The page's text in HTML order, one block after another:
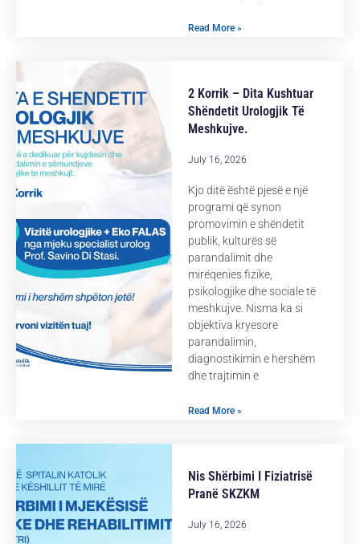
Read More »
2 Korrik – Dita Kushtuar
Shëndetit Urologjik Të
Meshkujve.
July 16, 2026
Kjo ditë është pjesë e një
programi që synon
promovimin e shëndetit
publik, kulturës së
parandalimit dhe
mirëqenies fizike,
psikologjike dhe sociale të
meshkujve. Nisma ka si
objektiva kryesore
parandalimin,
diagnostikimin e hershëm
dhe trajtimin e
Read More »
Nis Shërbimi I Fiziatrisë
Pranë SKZKM
July 16, 2026